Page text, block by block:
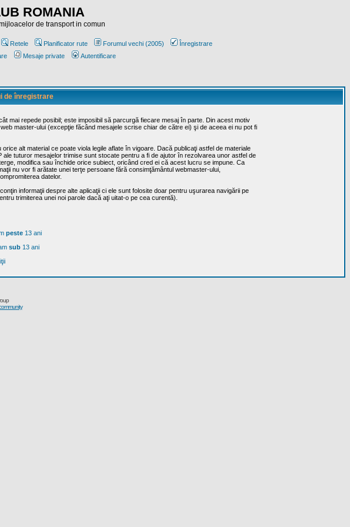
ROMANIA
de transport in comun
Retele Planificator rute Forumul vechi (2005)
Înregistrare
Mesaje private Autentificare
de înregistrare
mai repede posibil; este imposibil să parcurgă fiecare mesaj în parte. Din acest motiv
master-ului (excepţie făcând mesajele scrise chiar de către ei) şi de aceea ei nu pot fi
alt material ce poate viola legile aflate în vigoare. Dacă publicaţi astfel de materiale
tuturor mesajelor trimise sunt stocate pentru a fi de ajutor în rezolvarea unor astfel de
modifica sau închide orice subiect, oricând cred ei că acest lucru se impune. Ca
nu vor fi arătate unei terţe persoane fără consimţământul webmaster-ului,
datelor.
informaţii despre alte aplicaţii ci ele sunt folosite doar pentru uşurarea navigării pe
trimiterea unei noi parole dacă aţi uitat-o pe cea curentă).
peste 13 ani
sub13 ani